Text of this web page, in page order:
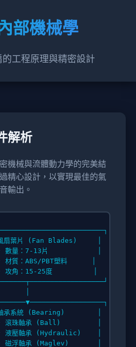
部機械學
工程原理與精密設計
解析
機械與流體動力學的完美結
精心設計，以實現最佳的氣
輸出。
葉片 (Fan Blades)     │
量：7-13片            │
質：ABS/PBT塑料      │
角：15-25度          │
系統 (Bearing)        │
珠軸承 (Ball)         │
壓軸承 (Hydraulic)    │
浮軸承 (Maglev)       │